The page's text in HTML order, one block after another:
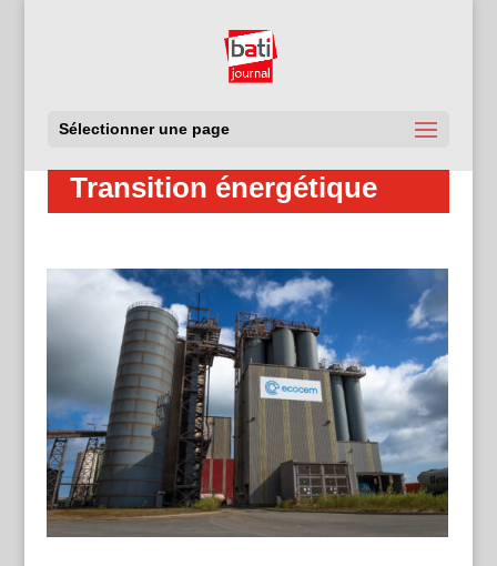
Sélectionner une page
Transition énergétique